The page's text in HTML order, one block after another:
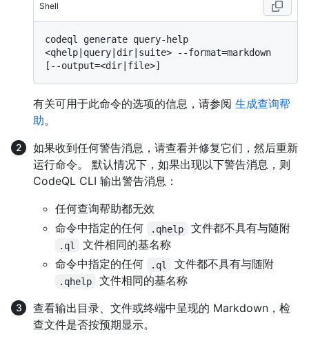
Shell
codeql generate query-help
<qhelp|query|dir|suite> --format=markdown
有关可用于此命令的选项的信息，请参阅 生成查询帮
助。
如果收到任何警告消息，请查看并修复它们，然后重新
运行命令。 默认情况下，如果出现以下警告消息，则
CodeQL CLI 输出警告消息：
任何查询帮助都无效
命令中指定的任何
.qhelp 文件都不具有与随附
.ql
文件相同的基名称
命令中指定的任何
.ql 文件都不具有与随附
.qhelp
文件相同的基名称
查看输出目录、文件或终端中呈现的 Markdown，检
查文件是否按预期显示。